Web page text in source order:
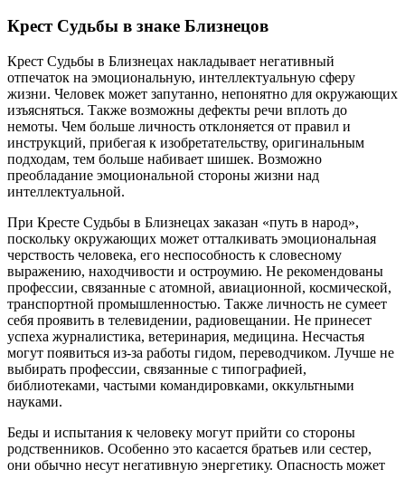
Крест Судьбы в знаке Близнецов
Крест Судьбы в Близнецах накладывает негативный
отпечаток на эмоциональную, интеллектуальную сферу
жизни. Человек может запутанно, непонятно для окружающих
изъясняться. Также возможны дефекты речи вплоть до
немоты. Чем больше личность отклоняется от правил и
инструкций, прибегая к изобретательству, оригинальным
подходам, тем больше набивает шишек. Возможно
преобладание эмоциональной стороны жизни над
интеллектуальной.
При Кресте Судьбы в Близнецах заказан «путь в народ»,
поскольку окружающих может отталкивать эмоциональная
черствость человека, его неспособность к словесному
выражению, находчивости и остроумию. Не рекомендованы
профессии, связанные с атомной, авиационной, космической,
транспортной промышленностью. Также личность не сумеет
себя проявить в телевидении, радиовещании. Не принесет
успеха журналистика, ветеринария, медицина. Несчастья
могут появиться из-за работы гидом, переводчиком. Лучше не
выбирать профессии, связанные с типографией,
библиотеками, частыми командировками, оккультными
науками.
Беды и испытания к человеку могут прийти со стороны
родственников. Особенно это касается братьев или сестер,
они обычно несут негативную энергетику. Опасность может